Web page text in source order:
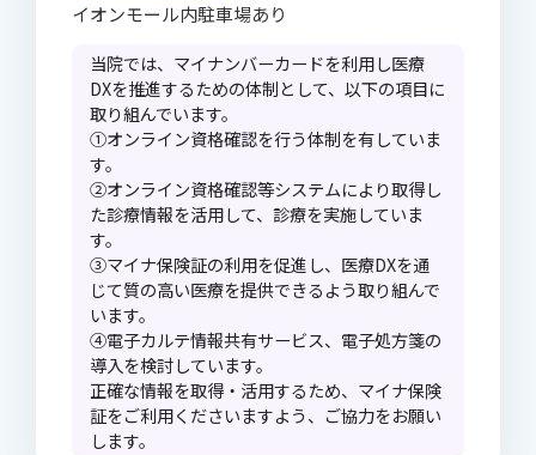
イオンモール内駐車場あり
当院では、マイナンバーカードを利用し医療
DXを推進するための体制として、以下の項目に
取り組んでいます。
①オンライン資格確認を行う体制を有していま
す。
②オンライン資格確認等システムにより取得し
た診療情報を活用して、診療を実施していま
す。
③マイナ保険証の利用を促進し、医療DXを通
じて質の高い医療を提供できるよう取り組んで
います。
④電子カルテ情報共有サービス、電子処方箋の
導入を検討しています。
正確な情報を取得・活用するため、マイナ保険
証をご利用くださいますよう、ご協力をお願い
します。